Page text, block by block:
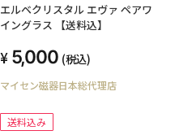
エルベクリスタル エヴァ ペアワ
イングラス 【送料込】
5,000 (税込)
マイセン磁器日本総代理店
送料込み